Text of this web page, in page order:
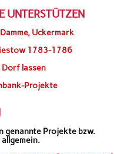
UNTERSTÜTZEN
Uckermark
1783-1786
Dorf lassen
Projekte
genannte Projekte bzw.